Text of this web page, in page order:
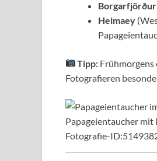
Heimaey
Tipp: Frühmorgens
Fotografieren
Papageientaucher mit
Fotografie-